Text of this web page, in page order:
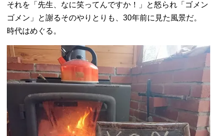
それを「先生、なに笑ってんですか！」と怒られ「ゴメン
ゴメン」と謝るそのやりとりも、30年前に見た風景だ。
時代はめぐる。